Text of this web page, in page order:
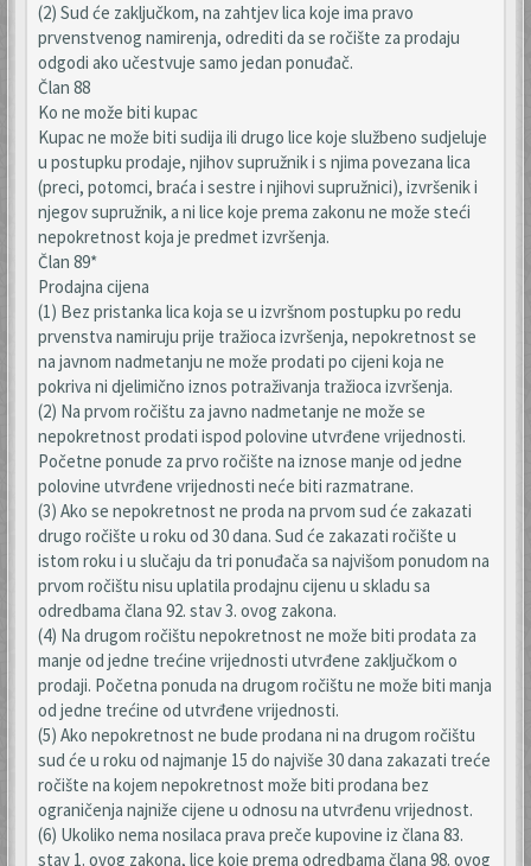
(2) Sud će zaključkom, na zahtjev lica koje ima pravo
prvenstvenog namirenja, odrediti da se ročište za prodaju
odgodi ako učestvuje samo jedan ponuđač.
Član 88
Ko ne može biti kupac
Kupac ne može biti sudija ili drugo lice koje službeno sudjeluje
u postupku prodaje, njihov supružnik i s njima povezana lica
(preci, potomci, braća i sestre i njihovi supružnici), izvršenik i
njegov supružnik, a ni lice koje prema zakonu ne može steći
nepokretnost koja je predmet izvršenja.
Član 89*
Prodajna cijena
(1) Bez pristanka lica koja se u izvršnom postupku po redu
prvenstva namiruju prije tražioca izvršenja, nepokretnost se
na javnom nadmetanju ne može prodati po cijeni koja ne
pokriva ni djelimično iznos potraživanja tražioca izvršenja.
(2) Na prvom ročištu za javno nadmetanje ne može se
nepokretnost prodati ispod polovine utvrđene vrijednosti.
Početne ponude za prvo ročište na iznose manje od jedne
polovine utvrđene vrijednosti neće biti razmatrane.
(3) Ako se nepokretnost ne proda na prvom sud će zakazati
drugo ročište u roku od 30 dana. Sud će zakazati ročište u
istom roku i u slučaju da tri ponuđača sa najvišom ponudom na
prvom ročištu nisu uplatila prodajnu cijenu u skladu sa
odredbama člana 92. stav 3. ovog zakona.
(4) Na drugom ročištu nepokretnost ne može biti prodata za
manje od jedne trećine vrijednosti utvrđene zaključkom o
prodaji. Početna ponuda na drugom ročištu ne može biti manja
od jedne trećine od utvrđene vrijednosti.
(5) Ako nepokretnost ne bude prodana ni na drugom ročištu
sud će u roku od najmanje 15 do najviše 30 dana zakazati treće
ročište na kojem nepokretnost može biti prodana bez
ograničenja najniže cijene u odnosu na utvrđenu vrijednost.
(6) Ukoliko nema nosilaca prava preče kupovine iz člana 83.
stav 1. ovog zakona, lice koje prema odredbama člana 98. ovog